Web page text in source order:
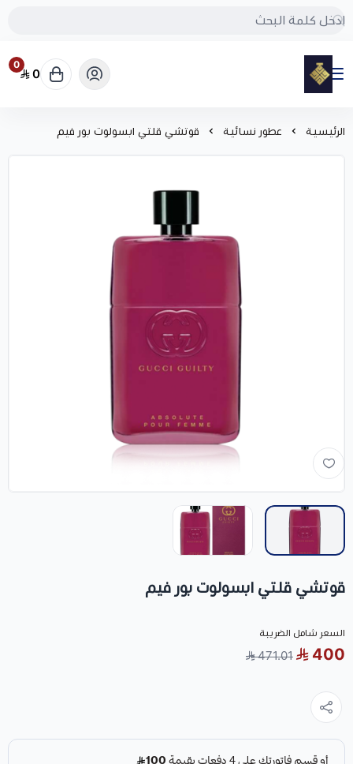
مود
0
0
الرئيسية عطور نسائية قوتشي قلتي ابسولوت بور فيم
قوتشي قلتي ابسولوت بور فيم
السعر شامل الضريبة
400
471.01